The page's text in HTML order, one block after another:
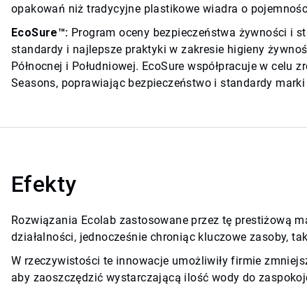
opakowań niż tradycyjne plastikowe wiadra o
EcoSure™: Program oceny bezpieczeństwa żywności i
standardy i najlepsze praktyki w zakresie higieny
Północnej i Południowej. EcoSure współpracuje w
Seasons, poprawiając bezpieczeństwo i standardy
Efekty
Rozwiązania Ecolab zastosowane przez tę prestiżową
działalności, jednocześnie chroniąc kluczowe zasoby,
W rzeczywistości te innowacje umożliwiły firmie
aby zaoszczędzić wystarczającą ilość wody do